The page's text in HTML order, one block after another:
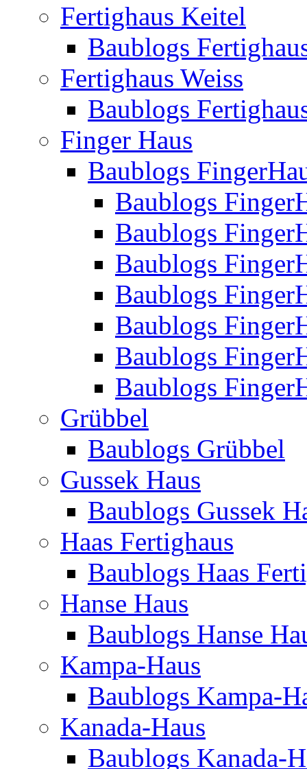
Fertighaus Keitel
Baublogs
Fertighaus Weiss
Baublogs
Finger Haus
Baublogs
Baublogs
Baublogs
Baublogs
Baublogs
Baublogs
Baublogs
Baublogs
Grübbel
Baublogs Grübbel
Gussek Haus
Baublogs Gussek
Haas Fertighaus
Baublogs Haas
Hanse Haus
Baublogs Hanse
Kampa-Haus
Baublogs Kampa-
Kanada-Haus
Baublogs Kanada-